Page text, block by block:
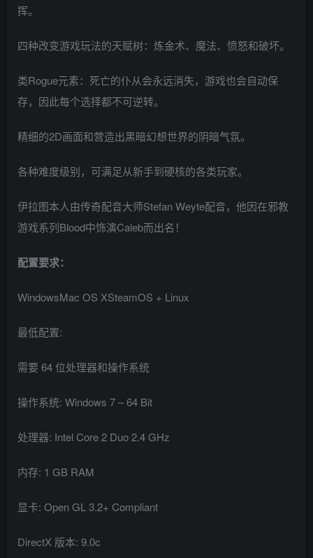
挥。
四种改变游戏玩法的天赋树：炼金术、魔法、愤怒和破坏。
类Rogue元素：死亡的仆从会永远消失，游戏也会自动保
存，因此每个选择都不可逆转。
精细的2D画面和营造出黑暗幻想世界的阴暗气氛。
各种难度级别，可满足从新手到硬核的各类玩家。
伊拉图本人由传奇配音大师Stefan Weyte配音，他因在邪教
游戏系列Blood中饰演Caleb而出名！
配置要求：
WindowsMac OS XSteamOS + Linux
最低配置:
需要 64 位处理器和操作系统
操作系统: Windows 7 – 64 Bit
处理器: Intel Core 2 Duo 2.4 GHz
内存: 1 GB RAM
显卡: Open GL 3.2+ Compliant
DirectX 版本: 9.0c